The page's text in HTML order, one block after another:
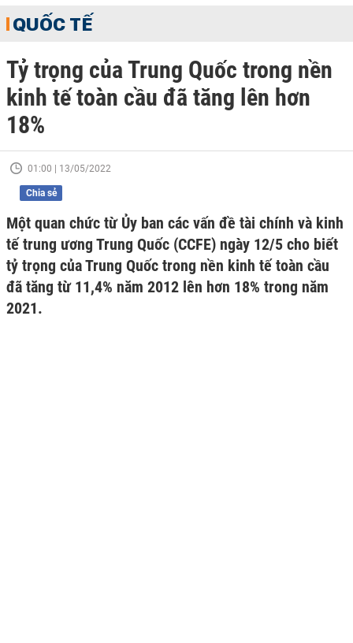
QUỐC TẾ
Tỷ trọng của Trung Quốc trong nền
kinh tế toàn cầu đã tăng lên hơn
18%
01:00 | 13/05/2022
Chia sẻ
Một quan chức từ Ủy ban các vấn đề tài chính và kinh
tế trung ương Trung Quốc (CCFE) ngày 12/5 cho biết
tỷ trọng của Trung Quốc trong nền kinh tế toàn cầu
đã tăng từ 11,4% năm 2012 lên hơn 18% trong năm
2021.